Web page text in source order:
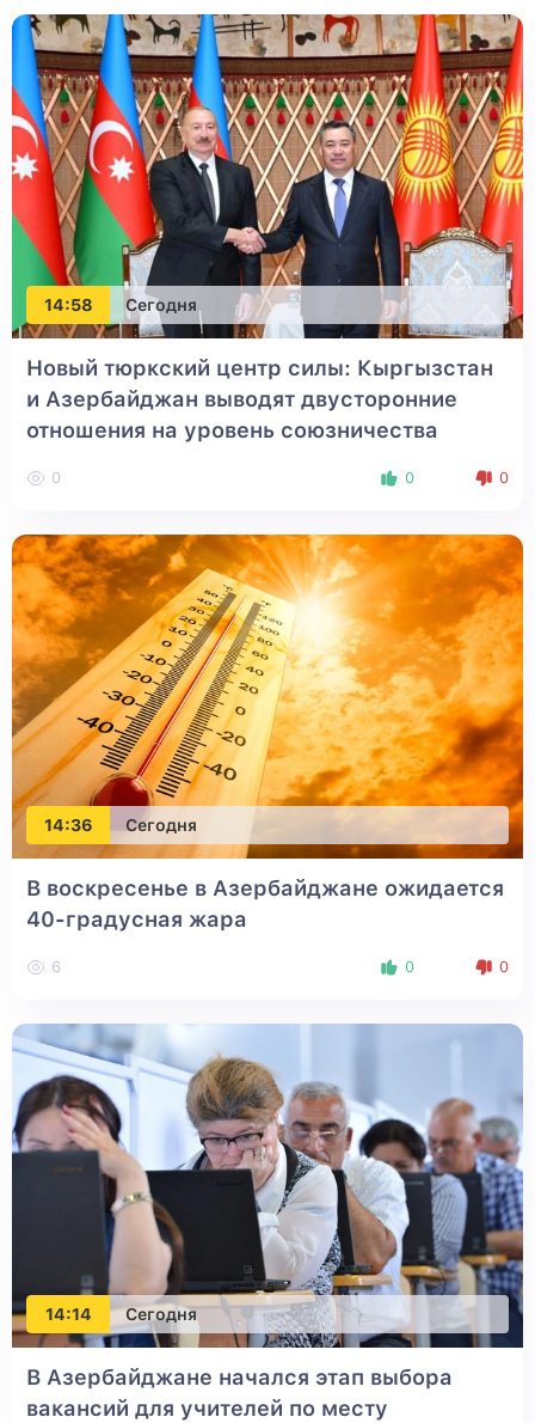
14:58 Сегодня
Новый тюркский центр силы: Кыргызстан
и Азербайджан выводят двусторонние
отношения на уровень союзничества
0 0 0
14:36 Сегодня
В воскресенье в Азербайджане ожидается
40-градусная жара
6 0 0
14:14 Сегодня
В Азербайджане начался этап выбора
вакансий для учителей по месту